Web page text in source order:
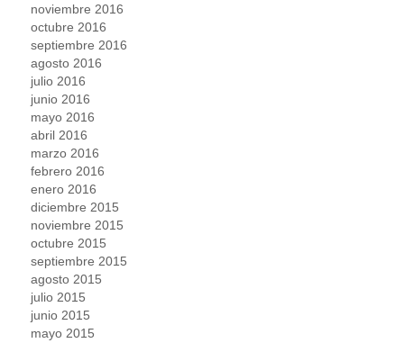
noviembre 2016
octubre 2016
septiembre 2016
agosto 2016
julio 2016
junio 2016
mayo 2016
abril 2016
marzo 2016
febrero 2016
enero 2016
diciembre 2015
noviembre 2015
octubre 2015
septiembre 2015
agosto 2015
julio 2015
junio 2015
mayo 2015